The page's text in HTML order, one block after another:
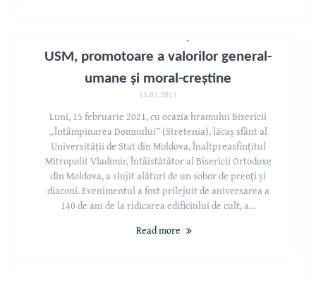
USM, promotoare a valorilor general-
umane și moral-creștine
15.02.2021
Luni, 15 februarie 2021, cu ocazia hramului Bisericii
„Întâmpinarea Domnului” (Stretenia), lăcaș sfânt al
Universității de Stat din Moldova, Înaltpreasfințitul
Mitropolit Vladimir, Întâistătător al Bisericii Ortodoxe
din Moldova, a slujit alături de un sobor de preoți și
diaconi. Evenimentul a fost prilejuit de aniversarea a
140 de ani de la ridicarea edificiului de cult, a…
Read more